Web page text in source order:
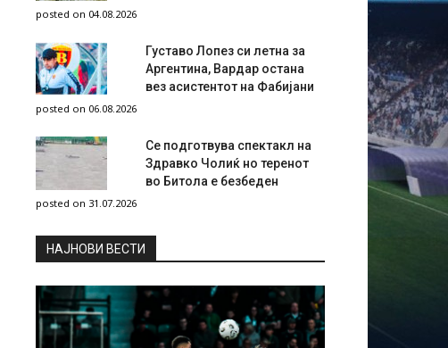
posted on 04.08.2026
Густаво Лопез си летна за
Аргентина, Вардар остана
вез асистентот на Фабијани
posted on 06.08.2026
Се подготвува спектакл на
Здравко Чолиќ но теренот
во Битола е безбеден
posted on 31.07.2026
НAЈНОВИ ВЕСТИ